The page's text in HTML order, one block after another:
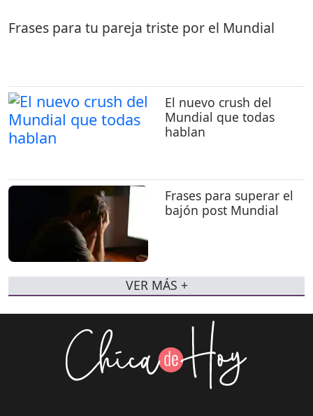
Frases para tu pareja triste por el Mundial
El nuevo crush del
Mundial que todas
hablan
Frases para superar el
bajón post Mundial
VER MÁS +